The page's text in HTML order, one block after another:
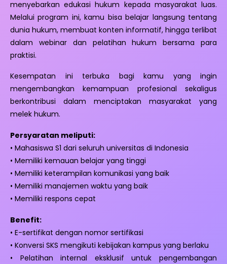
menyebarkan edukasi hukum kepada masyarakat luas.
Melalui program ini, kamu bisa belajar langsung tentang
dunia hukum, membuat konten informatif, hingga terlibat
dalam webinar dan pelatihan hukum bersama para
praktisi.
Kesempatan ini terbuka bagi kamu yang ingin
mengembangkan kemampuan profesional sekaligus
berkontribusi dalam menciptakan masyarakat yang
melek hukum.
Persyaratan meliputi:
• Mahasiswa S1 dari seluruh universitas di Indonesia
• Memiliki kemauan belajar yang tinggi
• Memiliki keterampilan komunikasi yang baik
• Memiliki manajemen waktu yang baik
• Memiliki respons cepat
Benefit:
• E-sertifikat dengan nomor sertifikasi
• Konversi SKS mengikuti kebijakan kampus yang berlaku
• Pelatihan internal eksklusif untuk pengembangan